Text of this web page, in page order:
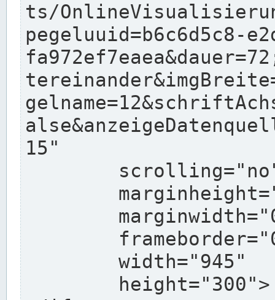
ts/
pegeluuid=b6c6d5c8-
15"